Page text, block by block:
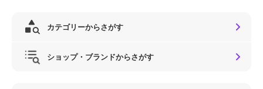
カテゴリーからさがす
ショップ・ブランドからさがす